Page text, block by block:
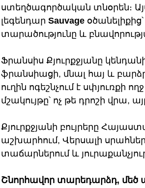
ստեղծագործական տնօրեն։
լեգենդար Sauvage օծանելիքից՝
տարածությունը և
Ֆրանսիս Քյուրքջյանը
ֆրանսիացի, մնալ հայ և
ուղին ոգեշնչում է սփյուռքի
մշակույթը՝ ոչ թե դրոշի վրա,
Քյուրքջյանի բույրերը
աշխարհում, Վերսալի
տաճարներում և
Շնորհավոր տարեդարձդ,